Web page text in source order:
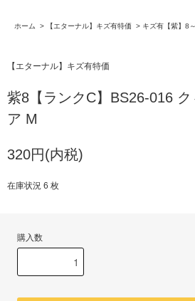
ホーム > 【エターナル】キズ有特価 > キズ有【紫】8
【エターナル】キズ有特価
紫8【ランクC】BS26-016
ア M
320円(内税)
在庫状況 6 枚
購入数